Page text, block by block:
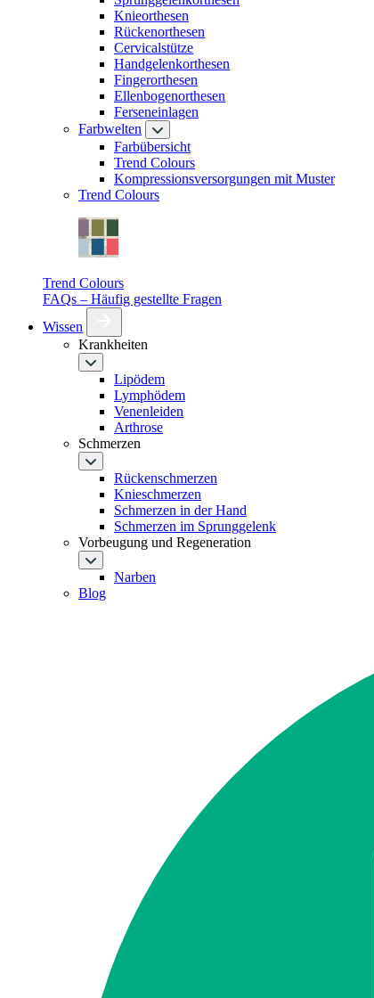
Knieorthesen
Rückenorthesen
Cervicalstütze
Handgelenkorthesen
Fingerorthesen
Ellenbogenorthesen
Ferseneinlagen
Farbwelten
Farbübersicht
Trend Colours
Kompressionsversorgungen mit Muster
Trend Colours
Trend Colours
FAQs – Häufig gestellte Fragen
Wissen
Krankheiten
Lipödem
Lymphödem
Venenleiden
Arthrose
Schmerzen
Rückenschmerzen
Knieschmerzen
Schmerzen in der Hand
Schmerzen im Sprunggelenk
Vorbeugung und Regeneration
Narben
Blog